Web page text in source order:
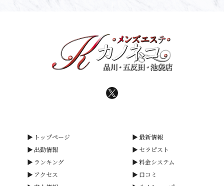
トップページ
最新情報
出勤情報
セラピスト
ランキング
料金システム
アクセス
口コミ